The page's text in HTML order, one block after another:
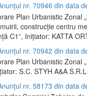
nr. 70946 din data
Plan Urbanistic Zonal
construcție centru
C1”, Inițiator: KATTA
nr. 70942 din data
Plan Urbanistic Zonal
S.C. STYH A&A
nr. 58173 din data